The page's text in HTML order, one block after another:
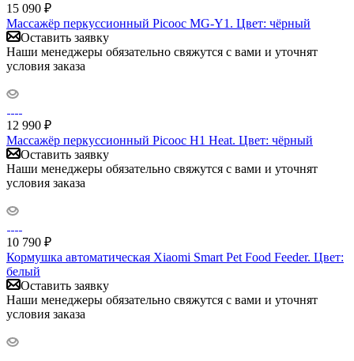
15 090 ₽
Массажёр перкуссионный Picooc MG-Y1. Цвет: чёрный
Оставить заявку
Наши менеджеры обязательно свяжутся с вами и уточнят
условия заказа
12 990 ₽
Массажёр перкуссионный Picooc H1 Heat. Цвет: чёрный
Оставить заявку
Наши менеджеры обязательно свяжутся с вами и уточнят
условия заказа
10 790 ₽
Кормушка автоматическая Xiaomi Smart Pet Food Feeder. Цвет:
белый
Оставить заявку
Наши менеджеры обязательно свяжутся с вами и уточнят
условия заказа